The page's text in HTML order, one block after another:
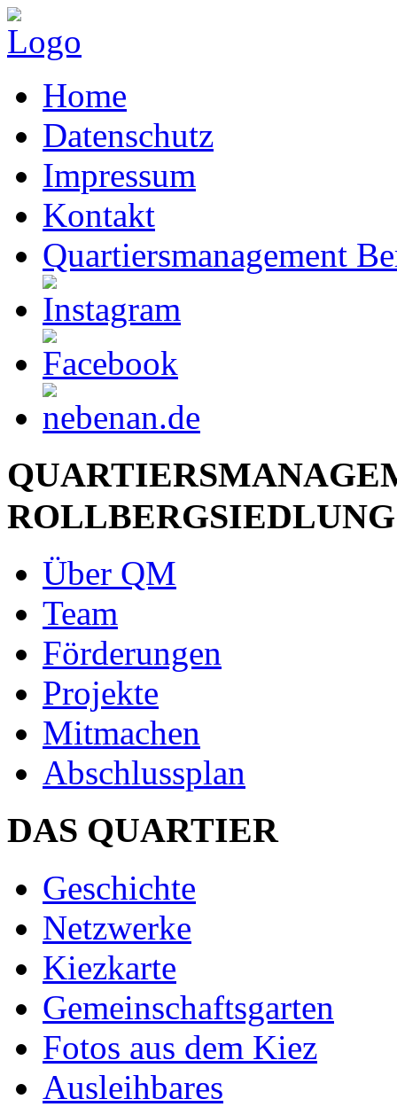
Home
Datenschutz
Impressum
Kontakt
Quartiersmanagement
ROLLBERGSIEDLUNG
Über QM
Team
Förderungen
Projekte
Mitmachen
Abschlussplan
DAS QUARTIER
Geschichte
Netzwerke
Kiezkarte
Gemeinschaftsgarten
Fotos aus dem Kiez
Ausleihbares